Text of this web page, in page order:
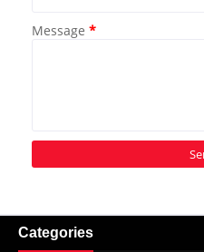
Message *
Categories